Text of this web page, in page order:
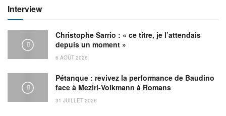
Interview
Christophe Sarrio : « ce titre, je l’attendais
depuis un moment »
6 AOÛT 2026
Pétanque : revivez la performance de Baudino
face à Meziri-Volkmann à Romans
31 JUILLET 2026